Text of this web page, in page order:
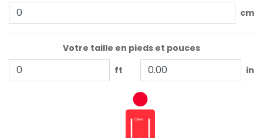
cm
Votre taille en pieds et pouces
ft
in